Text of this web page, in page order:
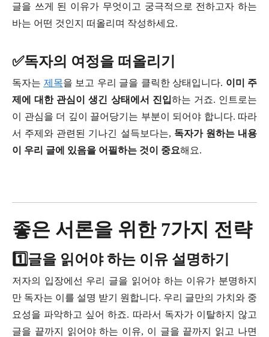
글을 쓰게 된 이유가 무엇이고 궁극적으로 전하고자 하는
바는 어떤 것인지 떠올리며 작성하세요.
✅독자의 여정을 떠올리기
독자는 제목을 보고 우리 글을 클릭한 상태입니다. 이미 주
제에 대한 관심이 생긴 상태에서 진입하는 거죠. 인트로는
이 관심을 더 깊이 끌어당기는 부분이 되어야 합니다. 따라
서 주제와 관련된 기나긴 설득보다는, 독자가 원하는 내용
이 우리 글에 있음을 어필하는 것이 중요해요.
좋은 서론을 위한 7가지 전략
1️⃣글을 읽어야 하는 이유 설명하기
저자의 입장에선 우리 글을 읽어야 하는 이유가 분명하지
만 독자는 이를 설명 받기 원합니다. 우리 글만의 가치와 중
요성을 파악하고 싶어 하죠. 따라서 독자가 이탈하지 않고
글을 끝까지 읽어야 하는 이유, 이 글을 끝까지 읽고 나면